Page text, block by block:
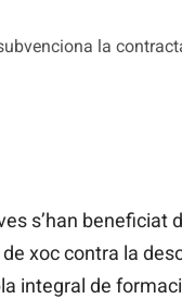
la
s’han beneficiat
xoc contra la
integral de